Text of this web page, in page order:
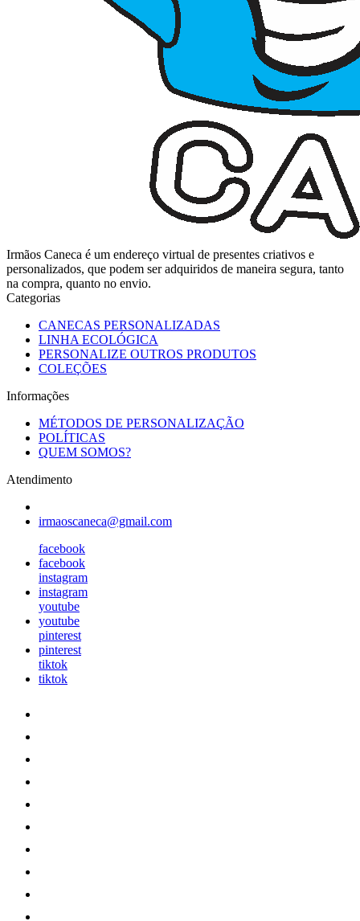
Irmãos Caneca é um endereço virtual de presentes criativos e
personalizados, que podem ser adquiridos de maneira segura, tanto
na compra, quanto no envio.
Categorias
CANECAS PERSONALIZADAS
LINHA ECOLÓGICA
PERSONALIZE OUTROS PRODUTOS
COLEÇÕES
Informações
MÉTODOS DE PERSONALIZAÇÃO
POLÍTICAS
QUEM SOMOS?
Atendimento
irmaoscaneca@gmail.com
facebook
facebook
instagram
instagram
youtube
youtube
pinterest
pinterest
tiktok
tiktok